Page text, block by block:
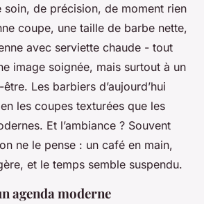
soin, de précision, de moment rien
coupe, une taille de barbe nette,
avec serviette chaude - tout
image soignée, mais surtout à un
Les barbiers d’aujourd’hui
les coupes texturées que les
Et l’ambiance ? Souvent
ne le pense : un café en main,
et le temps semble suspendu.
agenda moderne